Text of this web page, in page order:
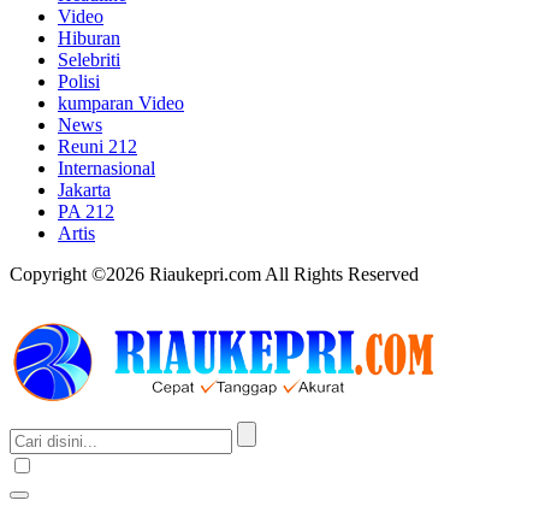
Video
Hiburan
Selebriti
Polisi
kumparan Video
News
Reuni 212
Internasional
Jakarta
PA 212
Artis
Copyright ©2026 Riaukepri.com All Rights Reserved